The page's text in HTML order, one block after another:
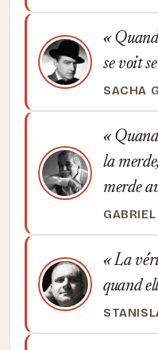
Quand
se voit
SACHA
Quand
la
merde
La
quand